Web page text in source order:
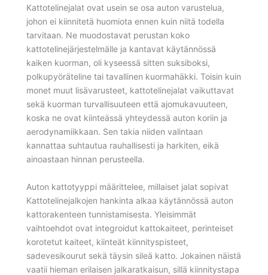
Kattotelinejalat ovat usein se osa auton varustelua,
johon ei kiinnitetä huomiota ennen kuin niitä todella
tarvitaan. Ne muodostavat perustan koko
kattotelinejärjestelmälle ja kantavat käytännössä
kaiken kuorman, oli kyseessä sitten suksiboksi,
polkupyöräteline tai tavallinen kuormahäkki. Toisin kuin
monet muut lisävarusteet, kattotelinejalat vaikuttavat
sekä kuorman turvallisuuteen että ajomukavuuteen,
koska ne ovat kiinteässä yhteydessä auton koriin ja
aerodynamiikkaan. Sen takia niiden valintaan
kannattaa suhtautua rauhallisesti ja harkiten, eikä
ainoastaan hinnan perusteella.
Auton kattotyyppi määrittelee, millaiset jalat sopivat
Kattotelinejalkojen hankinta alkaa käytännössä auton
kattorakenteen tunnistamisesta. Yleisimmät
vaihtoehdot ovat integroidut kattokaiteet, perinteiset
korotetut kaiteet, kiinteät kiinnityspisteet,
sadevesikourut sekä täysin sileä katto. Jokainen näistä
vaatii hieman erilaisen jalkaratkaisun, sillä kiinnitystapa